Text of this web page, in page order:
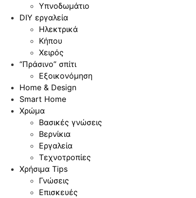
Υπνοδωμάτιο
DIY εργαλεία
Ηλεκτρικά
Κήπου
Χειρός
“Πράσινο” σπίτι
Εξοικονόμηση
Home & Design
Smart Home
Χρώμα
Βασικές γνώσεις
Βερνίκια
Εργαλεία
Τεχνοτροπίες
Χρήσιμα Tips
Γνώσεις
Επισκευές